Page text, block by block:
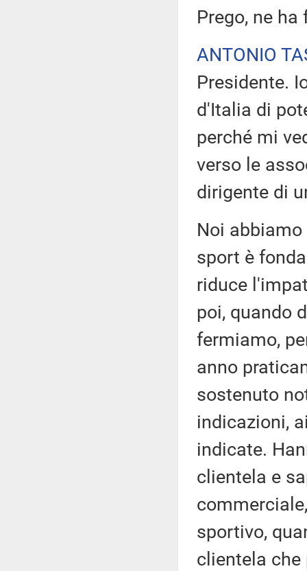
Prego, ne
ANTONIO
Presidente.
d'Italia di
perché mi
verso le
dirigente di
Noi
sport è
riduce
poi, quando
fermiamo,
anno
sostenuto
indicazioni,
indicate.
clientela e
sportivo,
clientela che